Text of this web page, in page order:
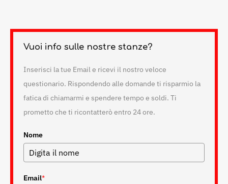
Vuoi info sulle nostre stanze?
Inserisci la tue Email e ricevi il nostro veloce
questionario. Rispondendo alle domande ti risparmio la
fatica di chiamarmi e spendere tempo e soldi. Ti
prometto che ti ricontatterò entro 24 ore.
Nome
Email*